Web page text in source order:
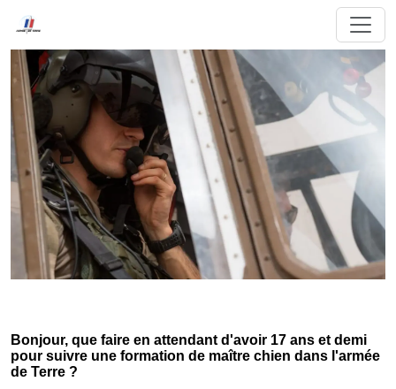
Bonjour, que faire en attendant d'avoir 17 ans et demi
pour suivre une formation de maître chien dans l'armée
de Terre ?